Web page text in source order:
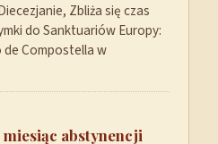
Zbliża się czas
do Sanktuariów Europy:
Compostella w
abstynencji